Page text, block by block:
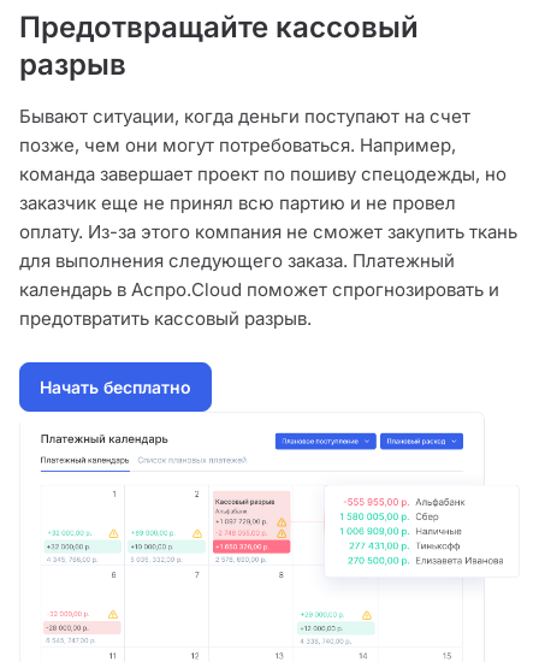
Предотвращайте кассовый
разрыв
Бывают ситуации, когда деньги поступают на счет
позже, чем они могут потребоваться. Например,
команда завершает проект по пошиву спецодежды, но
заказчик еще не принял всю партию и не провел
оплату. Из-за этого компания не сможет закупить ткань
для выполнения следующего заказа. Платежный
календарь в Аспро.Cloud поможет спрогнозировать и
предотвратить кассовый разрыв.
Начать бесплатно